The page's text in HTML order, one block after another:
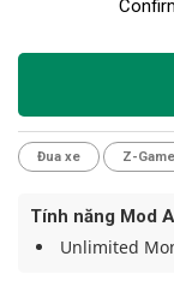
Đua xe Z-
Tính năng Mod
Unlimited